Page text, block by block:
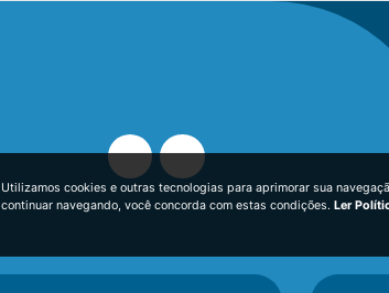
Utilizamos cookies e outras tecnologias para aprimorar sua
continuar navegando, você concorda com estas condições. Ler